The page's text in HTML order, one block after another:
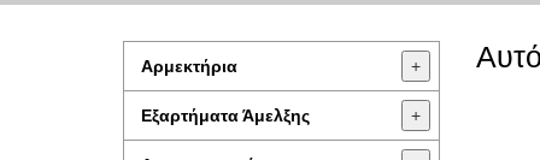
Αρμεκτήρια +
Εξαρτήματα Άμελξης +